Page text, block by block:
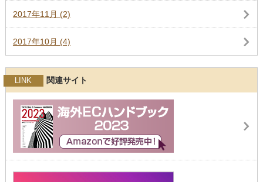
2017年11月 (2)
2017年10月 (4)
LINK 関連サイト